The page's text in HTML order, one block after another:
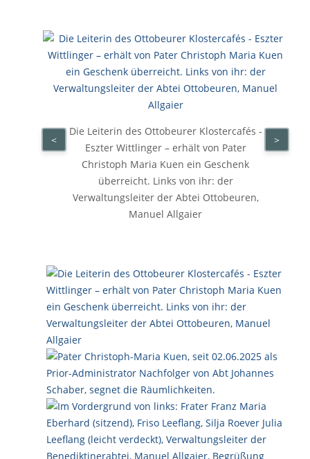
Die Leiterin des Ottobeurer Klostercafés -
Eszter Wittlinger – erhält von Pater
Christoph Maria Kuen ein Geschenk
überreicht. Links von ihr: der
Verwaltungsleiter der Abtei Ottobeuren,
Manuel Allgaier
< >